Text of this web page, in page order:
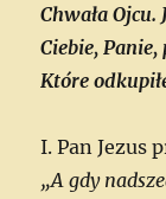
Chwała Ojcu.
Ciebie,
Które
I. Pan Jezus
„A gdy